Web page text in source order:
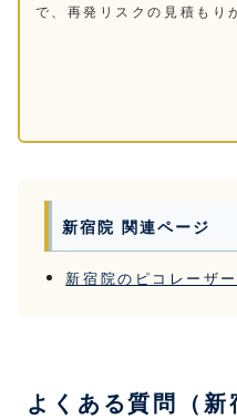
で、再発リスクの見積もり
新宿院 関連ページ
新宿院のピコレーザ
よくある質問（新